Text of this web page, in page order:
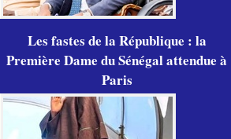
Les fastes de la République : la
Première Dame du Sénégal attendue à
Paris